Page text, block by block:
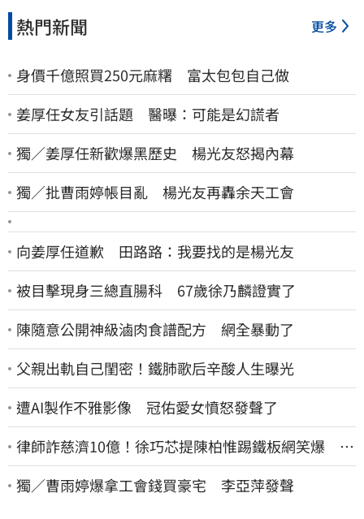
熱門新聞 更多
身價千億照買250元麻糬 富太包包自己做
姜厚任女友引話題 醫曝：可能是幻謊者
獨／姜厚任新歡爆黑歷史 楊光友怒揭內幕
獨／批曹雨婷帳目亂 楊光友再轟余天工會
向姜厚任道歉 田路路：我要找的是楊光友
被目擊現身三總直腸科 67歲徐乃麟證實了
陳隨意公開神級滷肉食譜配方 網全暴動了
父親出軌自己閨密！鐵肺歌后辛酸人生曝光
遭AI製作不雅影像 冠佑愛女憤怒發聲了
律師詐慈濟10億！徐巧芯提陳柏惟踢鐵板網笑爆 律
師再曬1照補刀
獨／曹雨婷爆拿工會錢買豪宅 李亞萍發聲